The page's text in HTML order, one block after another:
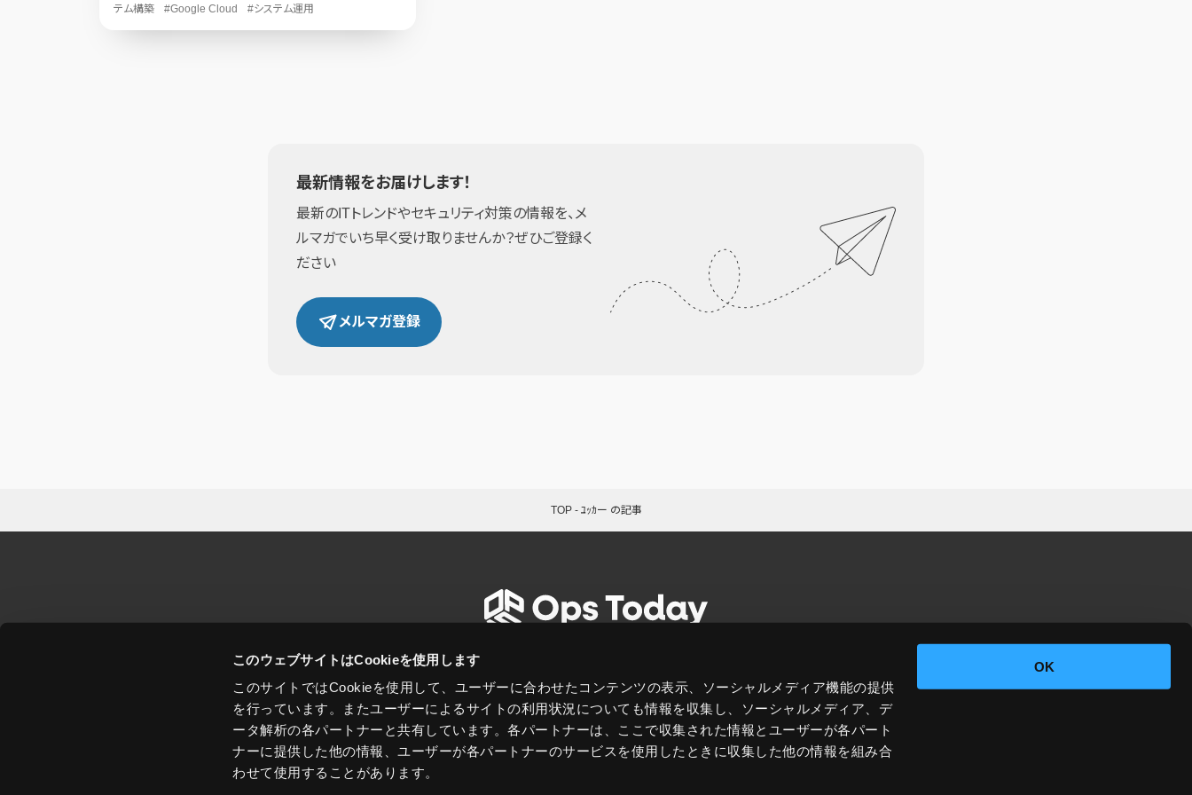
このウェブサイトはCookieを使用します
このサイトではCookieを使用して、ユーザーに合わせたコンテンツの表示、ソーシャルメディア機能の提供
を行っています。またユーザーによるサイトの利用状況についても情報を収集し、ソーシャルメディア、デ
ータ解析の各パートナーと共有しています。各パートナーは、ここで収集された情報とユーザーが各パート
ナーに提供した他の情報、ユーザーが各パートナーのサービスを使用したときに収集した他の情報を組み合
わせて使用​​することがあります。
OK
テム構築
#Google Cloud #システム運用
最新情報をお届けします！
最新のITトレンドやセキュリティ対策の情報を、メ
ルマガでいち早く受け取りませんか？ぜひご登録く
ださい
メルマガ登録
TOP- ﾕｯｶー の記事
ノウハウ ニュース コラム 特集